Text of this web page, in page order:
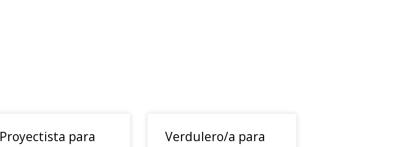
Proyectista para
Verdulero/a para